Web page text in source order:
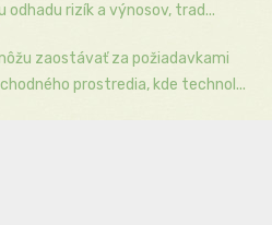
odhadu rizík a výnosov, trad...
zaostávať za požiadavkami
prostredia, kde technol...